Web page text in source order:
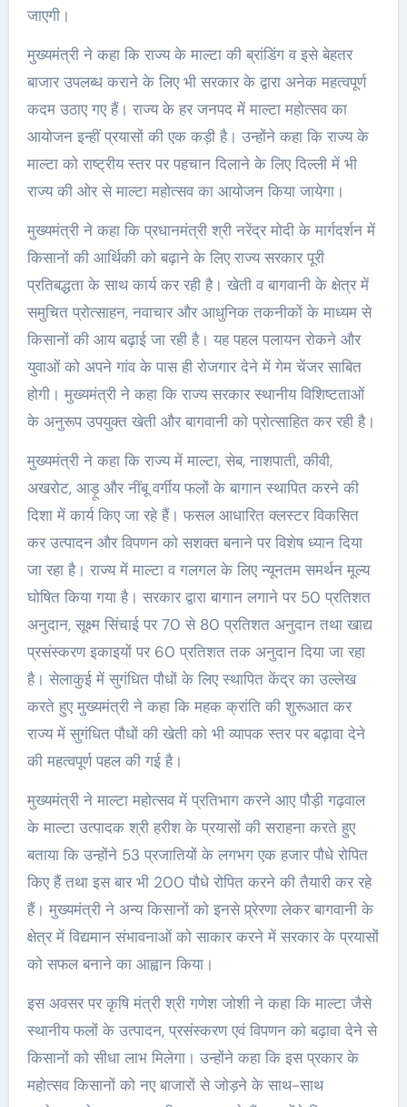
जाएगी।
मुख्यमंत्री ने कहा कि राज्य के माल्टा की ब्रांडिंग व इसे बेहतर
बाजार उपलब्ध कराने के लिए भी सरकार के द्वारा अनेक महत्वपूर्ण
कदम उठाए गए हैं। राज्य के हर जनपद में माल्टा महोत्सव का
आयोजन इन्हीं प्रयासों की एक कड़ी है। उन्होंने कहा कि राज्य के
माल्टा को राष्ट्रीय स्तर पर पहचान दिलाने के लिए दिल्ली में भी
राज्य की ओर से माल्टा महोत्सव का आयोजन किया जायेगा।
मुख्यमंत्री ने कहा कि प्रधानमंत्री श्री नरेंद्र मोदी के मार्गदर्शन में
किसानों की आर्थिकी को बढ़ाने के लिए राज्य सरकार पूरी
प्रतिबद्धता के साथ कार्य कर रही है। खेती व बागवानी के क्षेत्र में
समुचित प्रोत्साहन, नवाचार और आधुनिक तकनीकों के माध्यम से
किसानों की आय बढ़ाई जा रही है। यह पहल पलायन रोकने और
युवाओं को अपने गांव के पास ही रोजगार देने में गेम चेंजर साबित
होगी। मुख्यमंत्री ने कहा कि राज्य सरकार स्थानीय विशिष्टताओं
के अनुरूप उपयुक्त खेती और बागवानी को प्रोत्साहित कर रही है।
मुख्यमंत्री ने कहा कि राज्य में माल्टा, सेब, नाशपाती, कीवी,
अखरोट, आड़ू और नींबू वर्गीय फलों के बागान स्थापित करने की
दिशा में कार्य किए जा रहे हैं। फसल आधारित क्लस्टर विकसित
कर उत्पादन और विपणन को सशक्त बनाने पर विशेष ध्यान दिया
जा रहा है। राज्य में माल्टा व गलगल के लिए न्यूनतम समर्थन मूल्य
घोषित किया गया है। सरकार द्वारा बागान लगाने पर 50 प्रतिशत
अनुदान, सूक्ष्म सिंचाई पर 70 से 80 प्रतिशत अनुदान तथा खाद्य
प्रसंस्करण इकाइयों पर 60 प्रतिशत तक अनुदान दिया जा रहा
है। सेलाकुई में सुगंधित पौधों के लिए स्थापित केंद्र का उल्लेख
करते हुए मुख्यमंत्री ने कहा कि महक क्रांति की शुरूआत कर
राज्य में सुगंधित पौधों की खेती को भी व्यापक स्तर पर बढ़ावा देने
की महत्वपूर्ण पहल की गई है।
मुख्यमंत्री ने माल्टा महोत्सव में प्रतिभाग करने आए पौड़ी गढ़वाल
के माल्टा उत्पादक श्री हरीश के प्रयासों की सराहना करते हुए
बताया कि उन्होंने 53 प्रजातियों के लगभग एक हजार पौधे रोपित
किए हैं तथा इस बार भी 200 पौधे रोपित करने की तैयारी कर रहे
हैं। मुख्यमंत्री ने अन्य किसानों को इनसे प्र्रेरणा लेकर बागवानी के
क्षेत्र में विद्यमान संभावनाओं को साकार करने में सरकार के प्रयासों
को सफल बनाने का आह्वान किया।
इस अवसर पर कृषि मंत्री श्री गणेश जोशी ने कहा कि माल्टा जैसे
स्थानीय फलों के उत्पादन, प्रसंस्करण एवं विपणन को बढ़ावा देने से
किसानों को सीधा लाभ मिलेगा। उन्होंने कहा कि इस प्रकार के
महोत्सव किसानों को नए बाजारों से जोड़ने के साथ-साथ